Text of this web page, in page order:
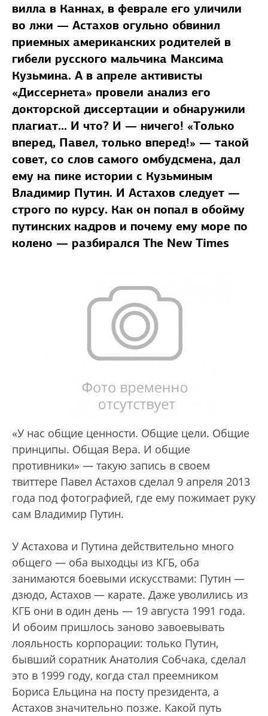
вилла в Каннах, в феврале его уличили
во лжи — Астахов огульно обвинил
приемных американских родителей в
гибели русского мальчика Максима
Кузьмина. А в апреле активисты
«Диссернета» провели анализ его
докторской диссертации и обнаружили
плагиат... И что? И — ничего! «Только
вперед, Павел, только вперед!» — такой
совет, со слов самого омбудсмена, дал
ему на пике истории с Кузьминым
Владимир Путин. И Астахов следует —
строго по курсу. Как он попал в обойму
путинских кадров и почему ему море по
колено — разбирался The New Times
«У нас общие ценности. Общие цели. Общие
принципы. Общая Вера. И общие
противники» — такую запись в своем
твиттере Павел Астахов сделал 9 апреля 2013
года под фотографией, где ему пожимает руку
сам Владимир Путин.
У Астахова и Путина действительно много
общего — оба выходцы из КГБ, оба
занимаются боевыми искусствами: Путин —
дзюдо, Астахов — карате. Даже уволились из
КГБ они в один день — 19 августа 1991 года.
И обоим пришлось заново завоевывать
лояльность корпорации: только Путин,
бывший соратник Анатолия Собчака, сделал
это в 1999 году, когда стал преемником
Бориса Ельцина на посту президента, а
Астахов значительно позже. Какой путь